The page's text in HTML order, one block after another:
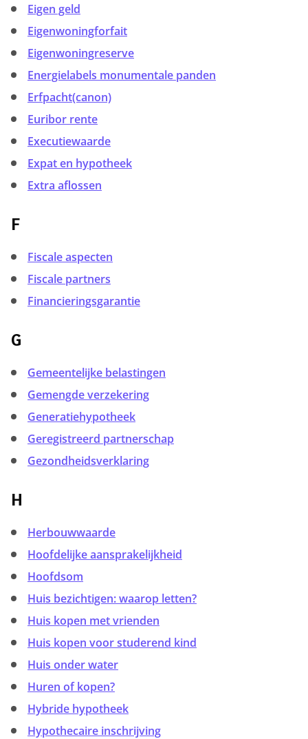
Eigen geld
Eigenwoningforfait
Eigenwoningreserve
Energielabels monumentale panden
Erfpacht(canon)
Euribor rente
Executiewaarde
Expat en hypotheek
Extra aflossen
F
Fiscale aspecten
Fiscale partners
Financieringsgarantie
G
Gemeentelijke belastingen
Gemengde verzekering
Generatiehypotheek
Geregistreerd partnerschap
Gezondheidsverklaring
H
Herbouwwaarde
Hoofdelijke aansprakelijkheid
Hoofdsom
Huis bezichtigen: waarop letten?
Huis kopen met vrienden
Huis kopen voor studerend kind
Huis onder water
Huren of kopen?
Hybride hypotheek
Hypothecaire inschrijving